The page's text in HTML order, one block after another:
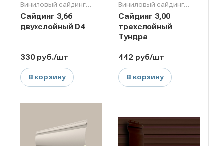
Виниловый сайдинг
Grand Line
Сайдинг 3,66
двухслойный D4
330 руб./шт
В корзину
Виниловый сайдинг
Grand Line
Сайдинг 3,00
трехслойный
Тундра
442 руб/шт
В корзину